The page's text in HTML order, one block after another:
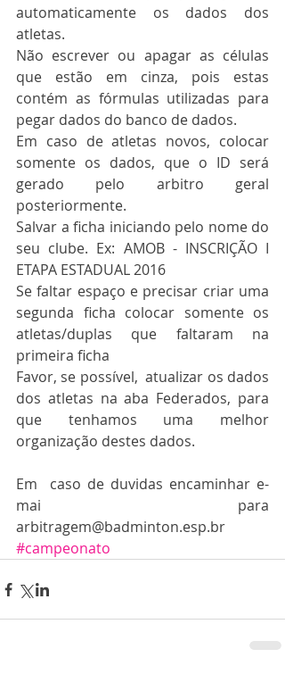
automaticamente os dados dos
atletas.
Não escrever ou apagar as células
que estão em cinza, pois estas
contém as fórmulas utilizadas para
pegar dados do banco de dados.
Em caso de atletas novos, colocar
somente os dados, que o ID será
gerado pelo arbitro geral
posteriormente.
Salvar a ficha iniciando pelo nome do
seu clube. Ex: AMOB - INSCRIÇÃO I
ETAPA ESTADUAL 2016
Se faltar espaço e precisar criar uma
segunda ficha colocar somente os
atletas/duplas que faltaram na
primeira ficha
Favor, se possível,  atualizar os dados
dos atletas na aba Federados, para
que tenhamos uma melhor
organização destes dados.
Em  caso de duvidas encaminhar e-
mai para
arbitragem@badminton.esp.br
#campeonato